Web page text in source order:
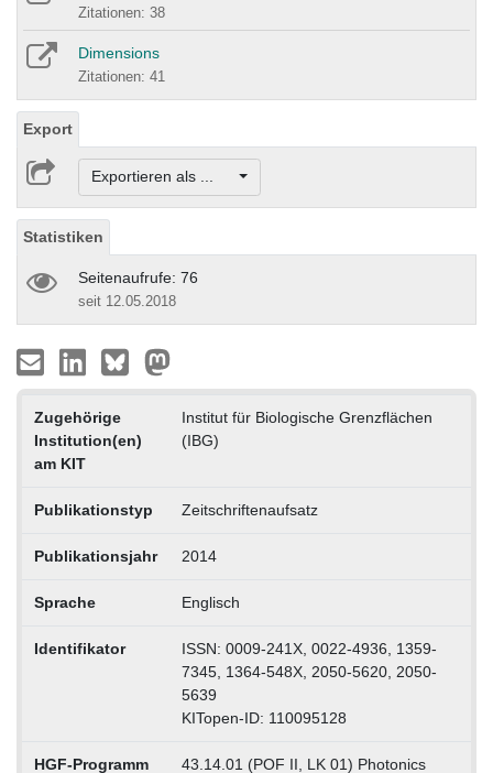
Zitationen: 38
Dimensions
Zitationen: 41
Export
Exportieren als ...
Statistiken
Seitenaufrufe: 76
seit 12.05.2018
Zugehörige
Institution(en)
am KIT
Institut für Biologische Grenzflächen
(IBG)
Publikationstyp Zeitschriftenaufsatz
Publikationsjahr 2014
Sprache Englisch
Identifikator
ISSN: 0009-241X, 0022-4936, 1359-
7345, 1364-548X, 2050-5620, 2050-
5639
KITopen-ID: 110095128
HGF-Programm 43.14.01 (POF II, LK 01) Photonics